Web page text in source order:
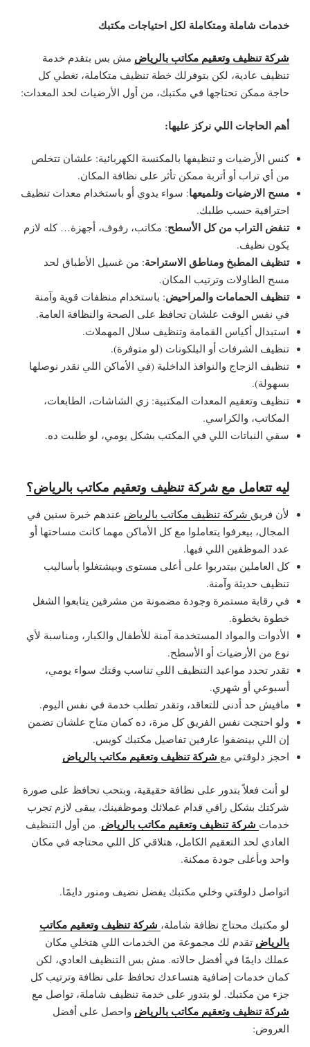
خدمات شاملة ومتكاملة لكل احتياجات مكتبك
شركة تنظيف وتعقيم مكاتب بالرياض مش بس بتقدم خدمة
تنظيف عادية، لكن بتوفرلك خطة تنظيف متكاملة، تغطي كل
حاجة ممكن تحتاجها في مكتبك، من أول الأرضيات لحد المعدات:
أهم الحاجات اللي نركز عليها:
كنس الأرضيات و تنظيفها بالمكنسة الكهربائية: علشان تتخلص
من أي تراب أو أتربة ممكن تأثر على نظافة المكان.
مسح الارضيات وتلميعها: سواء يدوي أو باستخدام معدات تنظيف
احترافية حسب طلبك.
تنفض التراب من كل الأسطح: مكاتب، رفوف، أجهزة… كله لازم
يكون نظيف.
تنظيف المطبخ ومناطق الاستراحة: من غسيل الأطباق لحد
مسح الطاولات وترتيب المكان.
تنظيف الحمامات والمراحيض: باستخدام منظفات قوية وآمنة
في نفس الوقت علشان تحافظ على الصحة والنظافة العامة.
استبدال أكياس القمامة وتنظيف سلال المهملات.
تنظيف الشرفات أو البلكونات (لو متوفرة).
تنظيف الزجاج والنوافذ الداخلية (في الأماكن اللي نقدر نوصلها
بسهولة).
تنظيف وتعقيم المعدات المكتبية: زي الشاشات، الطابعات،
المكاتب، والكراسي.
سقي النباتات اللي في المكتب بشكل يومي، لو طلبت ده.
ليه تتعامل مع شركة تنظيف وتعقيم مكاتب بالرياض؟
لأن فريق شركة تنظيف مكاتب بالرياض عندهم خبرة سنين في
المجال، بيعرفوا يتعاملوا مع كل الأماكن مهما كانت مساحتها أو
عدد الموظفين اللي فيها.
كل العاملين بيتدربوا على أعلى مستوى وبيشتغلوا بأساليب
تنظيف حديثة وآمنة.
في رقابة مستمرة وجودة مضمونة من مشرفين يتابعوا الشغل
خطوة بخطوة.
الأدوات والمواد المستخدمة آمنة للأطفال والكبار، ومناسبة لأي
نوع من الأرضيات أو الأسطح.
تقدر تحدد مواعيد التنظيف اللي تناسب وقتك سواء يومي،
أسبوعي أو شهري.
مافيش حد أدنى للتعاقد، وتقدر تطلب خدمة في نفس اليوم.
ولو احتجت نفس الفريق كل مرة، ده كمان متاح علشان تضمن
إن اللي بينضفوا عارفين تفاصيل مكتبك كويس.
احجز دلوقتي مع شركة تنظيف وتعقيم مكاتب بالرياض
لو أنت فعلاً بتدور على نظافة حقيقية، وبتحب تحافظ على صورة
شركتك بشكل راقي قدام عملائك وموظفينك، يبقى لازم تجرب
خدمات شركة تنظيف وتعقيم مكاتب بالرياض. من أول التنظيف
العادي لحد التعقيم الكامل، هتلاقي كل اللي محتاجه في مكان
واحد وبأعلى جودة ممكنة.
اتواصل دلوقتي وخلي مكتبك يفضل نضيف ومنور دايمًا.
لو مكتبك محتاج نظافة شاملة، شركة تنظيف وتعقيم مكاتب
بالرياض تقدم لك مجموعة من الخدمات اللي هتخلي مكان
عملك دايمًا في أفضل حالاته. مش بس التنظيف العادي، لكن
كمان خدمات إضافية هتساعدك تحافظ على نظافة وترتيب كل
جزء من مكتبك. لو بتدور على خدمة تنظيف شاملة، تواصل مع
شركة تنظيف وتعقيم مكاتب بالرياض واحصل على أفضل
العروض: